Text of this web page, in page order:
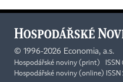
© 1996-2026 Economia, a.s.
Hospodářské noviny (print) ISSN
Hospodářské noviny (online) ISSN